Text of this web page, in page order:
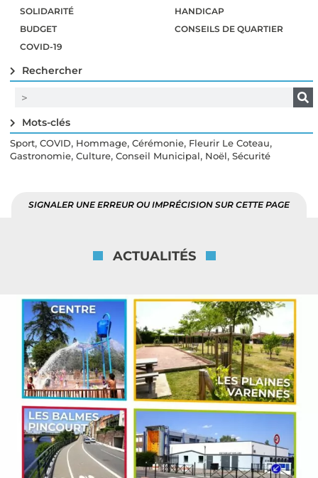
SOLIDARITÉ
BUDGET
COVID-19
HANDICAP
CONSEILS DE QUARTIER
Rechercher
Mots-clés
Sport, COVID, Hommage, Cérémonie, Fleurir Le Coteau,
Gastronomie, Culture, Conseil Municipal, Noël, Sécurité
SIGNALER UNE ERREUR OU IMPRÉCISION SUR CETTE PAGE
ACTUALITÉS